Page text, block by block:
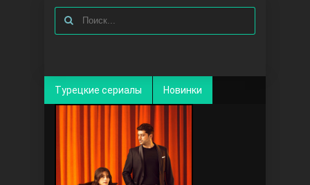
Турецкие сериалы Новинки